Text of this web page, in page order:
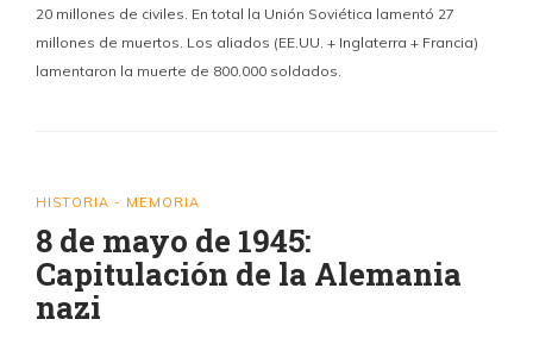
20 millones de civiles. En total la Unión Soviética lamentó 27
millones de muertos. Los aliados (EE.UU. + Inglaterra + Francia)
lamentaron la muerte de 800.000 soldados.
HISTORIA - MEMORIA
8 de mayo de 1945:
Capitulación de la Alemania
nazi